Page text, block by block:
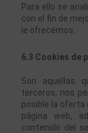
Para ello se
con el fin de
le ofrecemos.
6.3 Cookies de
Son aquéllas
terceros, nos
posible la oferta
página web,
contenido del